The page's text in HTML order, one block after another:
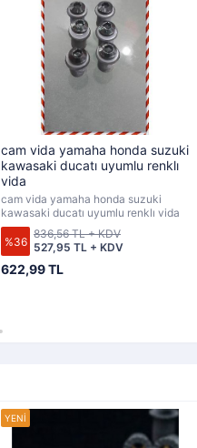
cam vida yamaha honda suzuki
kawasaki ducatı uyumlu renklı
vida
cam vida yamaha honda suzuki
kawasaki ducatı uyumlu renklı vida
%36
622,99 TL
527,95 TL + KDV
836,56 TL + KDV